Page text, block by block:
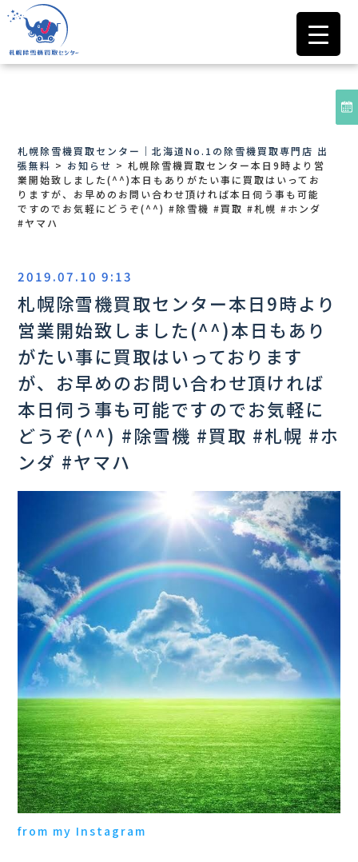
札幌除雪機買取センター｜北海道No.1の除雪機買取専門店 出
張無料 > お知らせ >札幌除雪機買取センター本日9時より営
業開始致しました(^^) 本日もありがたい事に買取はいってお
りますが、お早めのお問い合わせ頂ければ本日伺う事も可能
ですのでお気軽にどうぞ(^^) #除雪機 #買取 #札幌 #ホンダ
#ヤマハ
2019.07.10 9:13
札幌除雪機買取センター本日9時より
営業開始致しました(^^) 本日もあり
がたい事に買取はいっております
が、お早めのお問い合わせ頂ければ
本日伺う事も可能ですのでお気軽に
どうぞ(^^) #除雪機 #買取 #札幌 #ホ
ンダ #ヤマハ
from my Instagram